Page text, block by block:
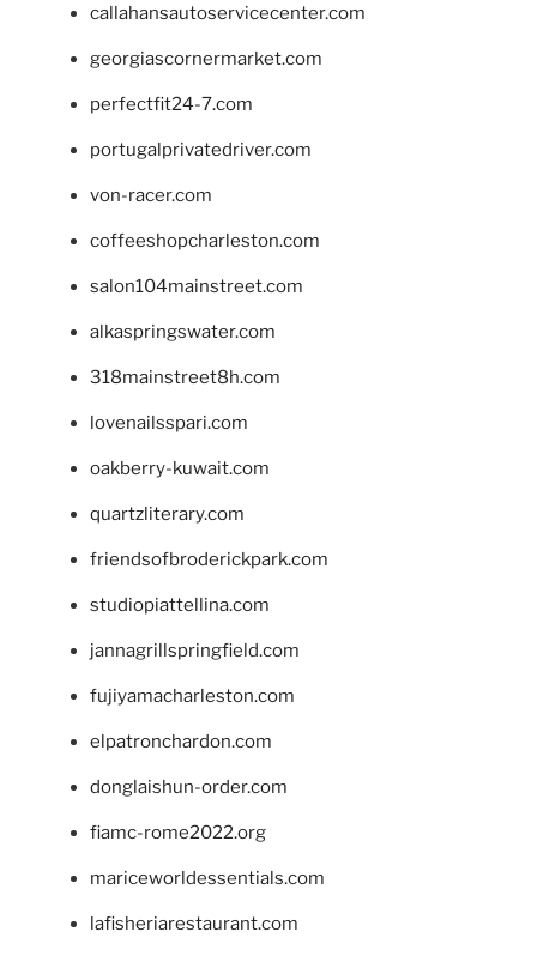
callahansautoservicecenter.com
georgiascornermarket.com
perfectfit24-7.com
portugalprivatedriver.com
von-racer.com
coffeeshopcharleston.com
salon104mainstreet.com
alkaspringswater.com
318mainstreet8h.com
lovenailsspari.com
oakberry-kuwait.com
quartzliterary.com
friendsofbroderickpark.com
studiopiattellina.com
jannagrillspringfield.com
fujiyamacharleston.com
elpatronchardon.com
donglaishun-order.com
fiamc-rome2022.org
mariceworldessentials.com
lafisheriarestaurant.com